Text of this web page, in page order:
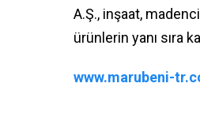
A.Ş., inşaat,
ürünlerin yanı sıra
www.marubeni-